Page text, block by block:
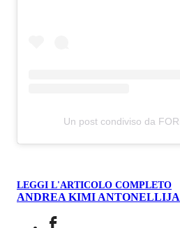
Un post condiviso da
LEGGI L'ARTICOLO COMPLETO
ANDREA KIMI ANTONELLI